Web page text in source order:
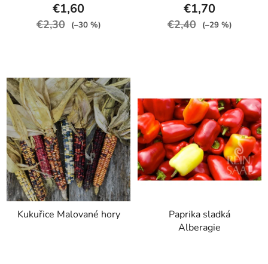
€1,60
€2,30 (–30 %)
€1,70
€2,40 (–29 %)
Kukuřice Malované hory
Paprika sladká
Alberagie